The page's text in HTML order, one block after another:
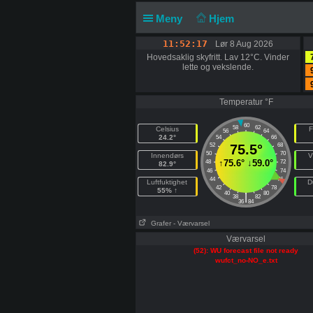
Meny Hjem
11:52:17
Lør 8 Aug 2026
Hovedsaklig skyfritt. Lav 12°C. Vinder
lette og vekslende.
Temperatur °F
Celsius
24.2°
Innendørs
82.9°
Luftfuktighet
55% ↑
60
58 62
56
64
54
66
52
68
50
70
48
72
46
74
44
76
42
78
40
80
38 82
|
36 84
75.5°
↑75.6° ↓59.0°
Grafer - Værvarsel
Værvarsel
(52): WU forecast file not ready
wufct_no-NO_e.txt